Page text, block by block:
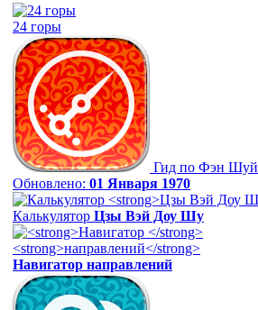
24 горы
Гид по Фэн Шуй
Обновлено: 01 Января 1970
Калькулятор Цзы Вэй Доу Шу
Навигатор направлений